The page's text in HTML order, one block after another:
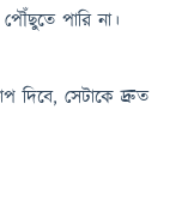
পারি না।
দিবে, সেটাকে দ্রুত